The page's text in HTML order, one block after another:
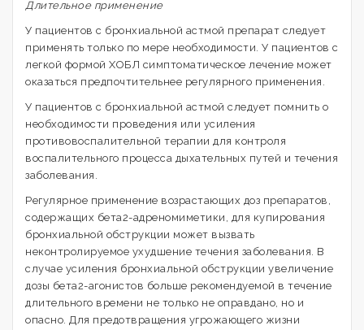
Длительное применение
У пациентов с бронхиальной астмой препарат следует
применять только по мере необходимости. У пациентов с
легкой формой ХОБЛ симптоматическое лечение может
оказаться предпочтительнее регулярного применения.
У пациентов с бронхиальной астмой следует помнить о
необходимости проведения или усиления
противовоспалительной терапии для контроля
воспалительного процесса дыхательных путей и течения
заболевания.
Регулярное применение возрастающих доз препаратов,
содержащих бета2-адреномиметики, для купирования
бронхиальной обструкции может вызвать
неконтролируемое ухудшение течения заболевания. В
случае усиления бронхиальной обструкции увеличение
дозы бета2-агонистов больше рекомендуемой в течение
длительного времени не только не оправдано, но и
опасно. Для предотвращения угрожающего жизни